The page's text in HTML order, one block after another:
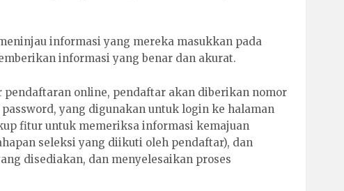
informasi yang mereka masukkan pada
informasi yang benar dan akurat.
pendaftaran online, pendaftar akan diberikan nomor
yang digunakan untuk login ke halaman
fitur untuk memeriksa informasi kemajuan
seleksi yang diikuti oleh pendaftar), dan
disediakan, dan menyelesaikan proses